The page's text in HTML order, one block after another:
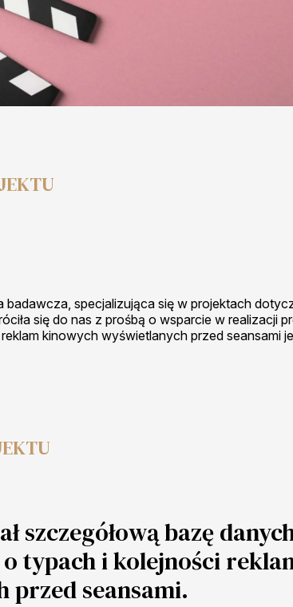
badawcza, specjalizująca się w projektach
się do nas z prośbą o wsparcie w realizacji
kinowych wyświetlanych przed seansami
szczegółową bazę
typach i kolejności
przed seansami.